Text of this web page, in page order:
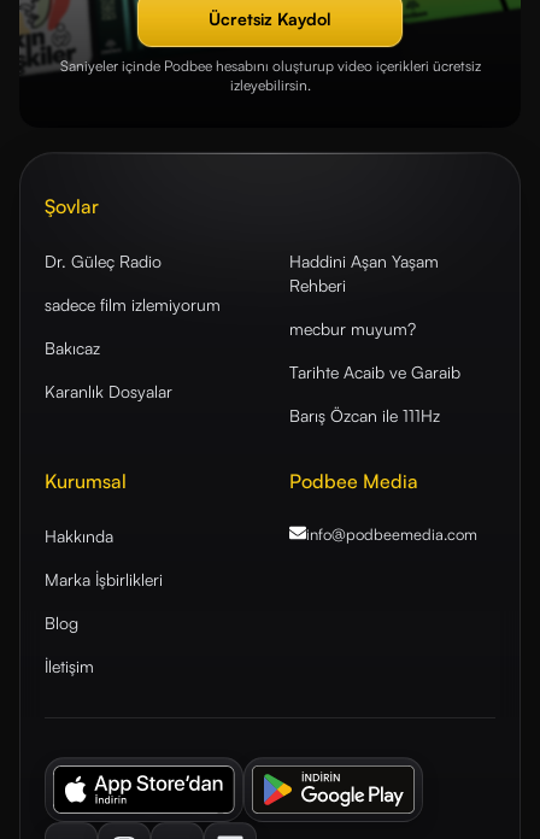
Ücretsiz Kaydol
Saniyeler içinde Podbee hesabını oluşturup video içerikleri ücretsiz
izleyebilirsin.
Şovlar
Dr. Güleç Radio
sadece film izlemiyorum
Bakıcaz
Karanlık Dosyalar
Haddini Aşan Yaşam
Rehberi
mecbur muyum?
Tarihte Acaib ve Garaib
Barış Özcan ile 111Hz
Kurumsal
Hakkında
Marka İşbirlikleri
Blog
İletişim
Podbee Media
info@podbeemedia.com